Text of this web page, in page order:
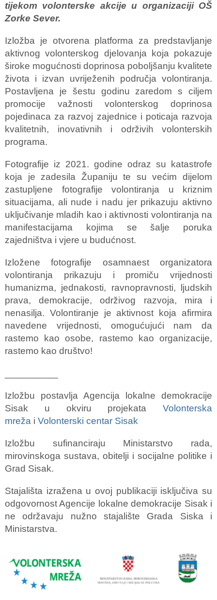
tijekom volonterske akcije u organizaciji OŠ
Zorke Sever.
Izložba je otvorena platforma za predstavljanje
aktivnog volonterskog djelovanja koja pokazuje
široke mogućnosti doprinosa poboljšanju kvalitete
života i izvan uvriježenih područja volontiranja.
Postavljena je šestu godinu zaredom s ciljem
promocije važnosti volonterskog doprinosa
pojedinaca za razvoj zajednice i poticaja razvoja
kvalitetnih, inovativnih i održivih volonterskih
programa.
Fotografije iz 2021. godine odraz su katastrofe
koja je zadesila Županiju te su većim dijelom
zastupljene fotografije volontiranja u kriznim
situacijama, ali nude i nadu jer prikazuju aktivno
uključivanje mladih kao i aktivnosti volontiranja na
manifestacijama kojima se šalje poruka
zajedništva i vjere u budućnost.
Izložene fotografije osamnaest organizatora
volontiranja prikazuju i promiču vrijednosti
humanizma, jednakosti, ravnopravnosti, ljudskih
prava, demokracije, održivog razvoja, mira i
nenasilja. Volontiranje je aktivnost koja afirmira
navedene vrijednosti, omogućujući nam da
rastemo kao osobe, rastemo kao organizacije,
rastemo kao društvo!
Izložbu postavlja Agencija lokalne demokracije
Sisak u okviru projekata Volonterska
mreža i Volonterski centar Sisak
Izložbu sufinanciraju Ministarstvo rada,
mirovinskoga sustava, obitelji i socijalne politike i
Grad Sisak.
Stajališta izražena u ovoj publikaciji isključiva su
odgovornost Agencije lokalne demokracije Sisak i
ne održavaju nužno stajalište Grada Siska i
Ministarstva.